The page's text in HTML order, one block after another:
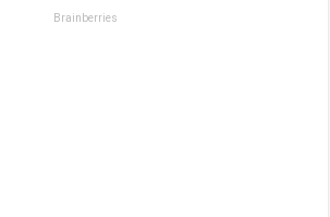
Brainberries